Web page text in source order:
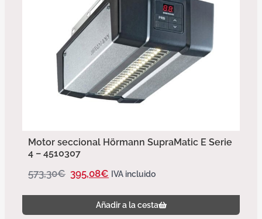
Motor seccional Hörmann SupraMatic E Serie
4 – 4510307
573,30€ 395,08€ IVA incluido
Añadir a la cesta